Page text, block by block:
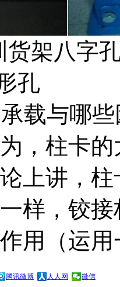
八字孔
孔
载与哪些
，柱卡
上讲，
样，铰
用（运
腾讯微博 人人网 微信